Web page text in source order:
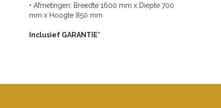
• Afmetingen: Breedte 1600 mm x Diepte 700
mm x Hoogte 850 mm
Inclusief GARANTIE*